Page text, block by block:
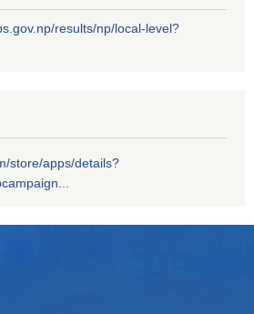
results/np/local-level?
store/apps/details?